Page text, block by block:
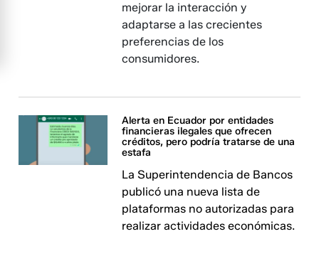
mejorar la interacción y
adaptarse a las crecientes
preferencias de los
consumidores.
Alerta en Ecuador por entidades
financieras ilegales que ofrecen
créditos, pero podría tratarse de una
estafa
La Superintendencia de Bancos
publicó una nueva lista de
plataformas no autorizadas para
realizar actividades económicas.